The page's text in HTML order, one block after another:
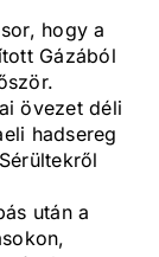
hogy a
Gázából
övezet déli
hadsereg
után a